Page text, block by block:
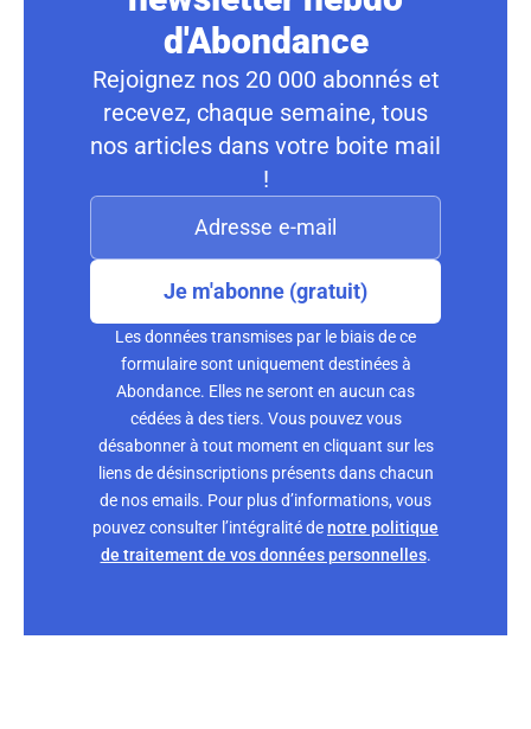
d'Abondance
Rejoignez nos 20 000 abonnés et
recevez, chaque semaine, tous
nos articles dans votre boite mail
!
Je m'abonne (gratuit)
Les données transmises par le biais de ce
formulaire sont uniquement destinées à
Abondance. Elles ne seront en aucun cas
cédées à des tiers. Vous pouvez vous
désabonner à tout moment en cliquant sur les
liens de désinscriptions présents dans chacun
de nos emails. Pour plus d’informations, vous
pouvez consulter l’intégralité denotre politique
de traitement de vos données personnelles.